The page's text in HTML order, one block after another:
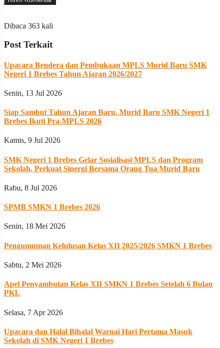
Dibaca 363 kali
Post Terkait
Upacara Bendera dan Pembukaan MPLS Murid Baru SMK
Negeri 1 Brebes Tahun Ajaran 2026/2027
Senin, 13 Jul 2026
Siap Sambut Tahun Ajaran Baru, Murid Baru SMK Negeri 1
Brebes Ikuti Pra-MPLS 2026
Kamis, 9 Jul 2026
SMK Negeri 1 Brebes Gelar Sosialisasi MPLS dan Program
Sekolah, Perkuat Sinergi Bersama Orang Tua Murid Baru
Rabu, 8 Jul 2026
SPMB SMKN 1 Brebes 2026
Senin, 18 Mei 2026
Pengumuman Kelulusan Kelas XII 2025/2026 SMKN 1 Brebes
Sabtu, 2 Mei 2026
Apel Penyambutan Kelas XII SMKN 1 Brebes Setelah 6 Bulan
PKL
Selasa, 7 Apr 2026
Upacara dan Halal Bihalal Warnai Hari Pertama Masuk
Sekolah di SMK Negeri 1 Brebes